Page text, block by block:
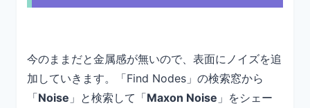
今のままだと金属感が無いので、表面にノイズを追
加していきます。「Find Nodes」の検索窓から
「Noise 」と検索して「Maxon Noise 」をシェー